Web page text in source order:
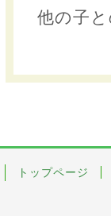
他の子
トップページ